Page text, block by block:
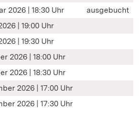
2026 | 18:30 Uhr
ausgebucht
| 19:00 Uhr
| 19:30 Uhr
2026 | 18:00 Uhr
2026 | 18:30 Uhr
2026 | 17:00 Uhr
2026 | 17:30 Uhr